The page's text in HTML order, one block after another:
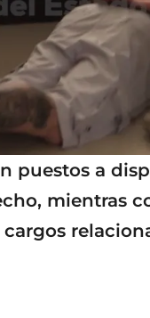
puestos a
mientras